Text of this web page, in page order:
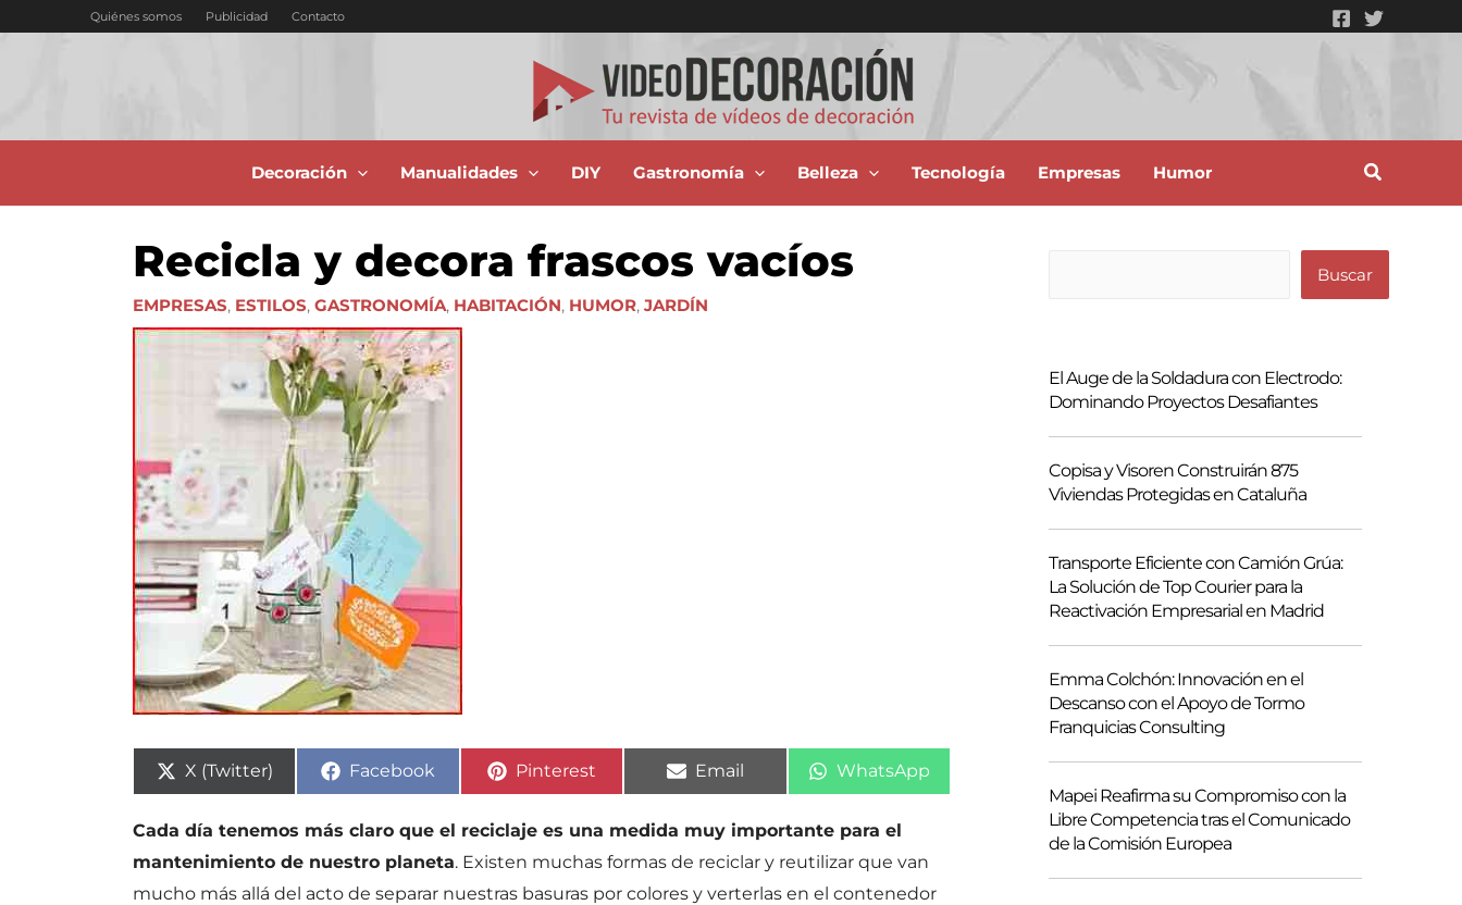
Quiénes somos Publicidad Contacto
Decoración Manualidades DIY Gastronomía Belleza Tecnología Empresas Humor
Recicla y decora frascos vacíos
EMPRESAS, ESTILOS, GASTRONOMÍA, HABITACIÓN, HUMOR, JARDÍN
Compartir
en
X (Twitter)
Compartir
Facebook
Compartir
Pinterest
Compartir
Email
Compartir
WhatsApp
Cada día tenemos más claro que el reciclaje es una medida muy importante para el
mantenimiento de nuestro planeta. Existen muchas formas de reciclar y reutilizar que van
mucho más allá del acto de separar nuestras basuras por colores y verterlas en el contenedor
a
Buscar
El Auge de la Soldadura con Electrodo:
Dominando Proyectos Desafiantes
Copisa y Visoren Construirán 875
Viviendas Protegidas en Cataluña
Transporte Eficiente con Camión Grúa:
La Solución de Top Courier para la
Reactivación Empresarial en Madrid
Emma Colchón: Innovación en el
Descanso con el Apoyo de Tormo
Franquicias Consulting
Mapei Reafirma su Compromiso con la
Libre Competencia tras el Comunicado
de la Comisión Europea